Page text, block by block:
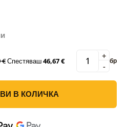
€Спестяваш46,67 € -
+ бр
В КОЛИЧКА